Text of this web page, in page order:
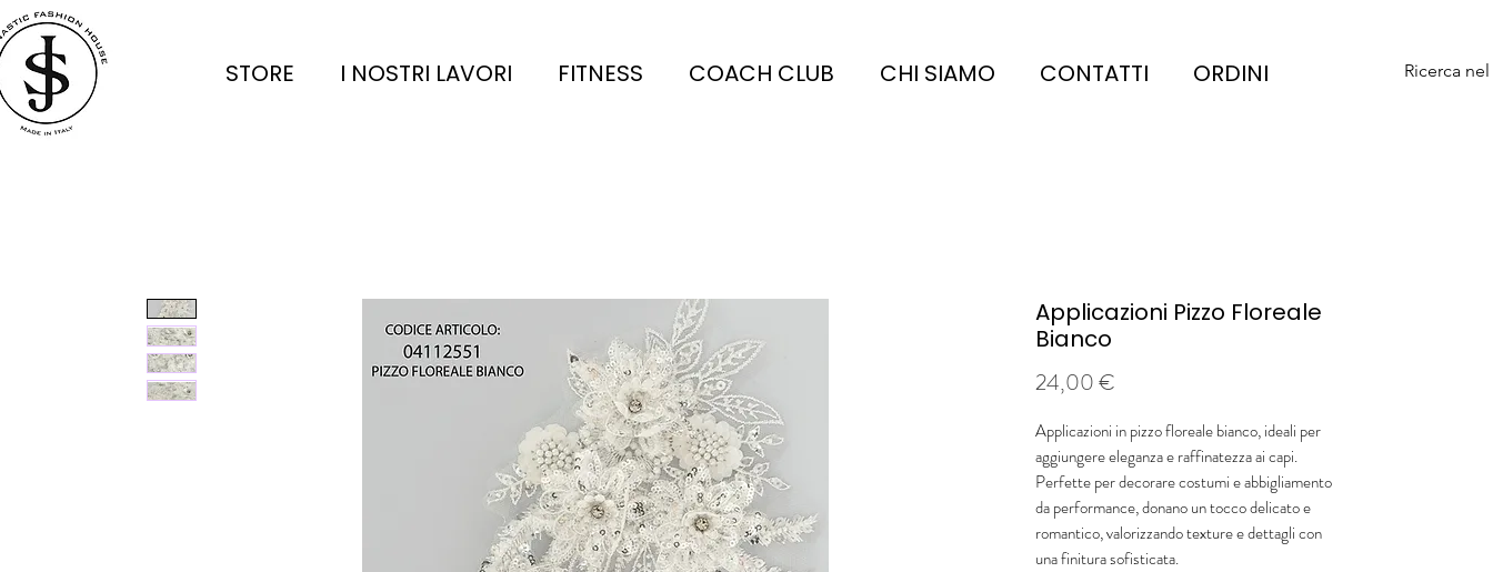
STORE I NOSTRI LAVORI FITNESS COACH CLUB CHI SIAMO CONTATTI ORDINI Ricerca
Applicazioni Pizzo Floreale
Bianco
24,00 €
Applicazioni in pizzo floreale bianco, ideali per
aggiungere eleganza e raffinatezza ai capi.
Perfette per decorare costumi e abbigliamento
da performance, donano un tocco delicato e
romantico, valorizzando texture e dettagli con
una finitura sofisticata.